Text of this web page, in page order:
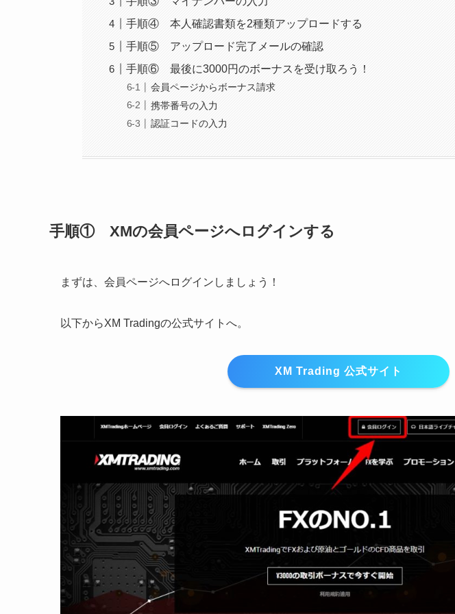
手順④ 本人確認書類を2種類アップロードする
手順⑤ アップロード完了メールの確認
手順⑥ 最後に3000円のボーナスを受け取ろう！
会員ページからボーナス請求
携帯番号の入力
認証コードの入力
手順① XMの会員ページへログインする
まずは、会員ページへログインしましょう！
以下からXM Tradingの公式サイトへ。
XM Trading 公式サイト